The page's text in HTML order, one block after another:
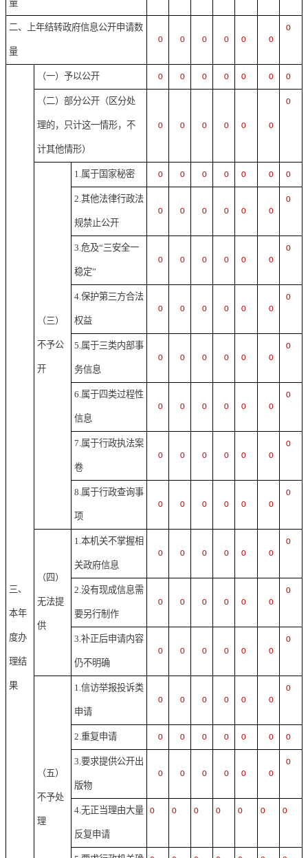
量
二、上年结转政府信息公开申请数
量
0 0 0 0 0 0
0
三、
本年
度办
理结
果
（一）予以公开 0 0 0 0 0 0 0
（二）部分公开（区分处
理的，只计这一情形，不
计其他情形）
0 0 0 0 0 0
0
（三）
不予公
开
1.属于国家秘密 0 0 0 0 0 0 0
2.其他法律行政法
规禁止公开
0 0 0 0 0 0
0
3.危及“三安全一
稳定”
0 0 0 0 0 0
0
4.保护第三方合法
权益
0 0 0 0 0 0
0
5.属于三类内部事
务信息
0 0 0 0 0 0
0
6.属于四类过程性
信息
0 0 0 0 0 0
0
7.属于行政执法案
卷
0 0 0 0 0 0
0
8.属于行政查询事
项
0 0 0 0 0 0
0
（四）
无法提
供
1.本机关不掌握相
关政府信息
0 0 0 0 0 0
0
2.没有现成信息需
要另行制作
0 0 0 0 0 0
0
3.补正后申请内容
仍不明确
0 0 0 0 0 0
0
（五）
不予处
理
1.信访举报投诉类
申请
0 0 0 0 0 0
0
2.重复申请 0 0 0 0 0 0 0
3.要求提供公开出
版物
0 0 0 0 0 0
0
4.无正当理由大量
反复申请
0 0 0 0 0 0 0